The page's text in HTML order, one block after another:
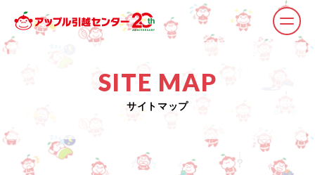
SITE MAP
サイトマップ